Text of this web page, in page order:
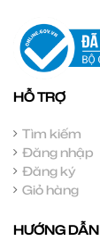
HỖ TRỢ
Tìm kiếm
Đăng nhập
Đăng ký
Giỏ hàng
HƯỚNG DẪN